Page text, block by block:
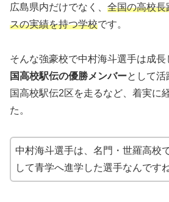
広島県内だけでなく、 全国の高校長
スの実績を持つ学校です。
そんな強豪校で中村海斗選手は成長
国高校駅伝の優勝メンバーとして
国高校駅伝2区を走るなど、着実に
た。
中村海斗選手は、名門・世羅高校
して青学へ進学した選手なんです